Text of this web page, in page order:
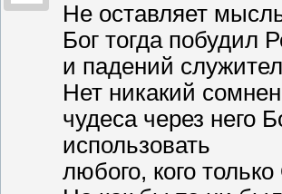
Не оставляет
Бог тогда побудил
и падений
Нет никакий
чудеса через него
использовать
любого, кого только